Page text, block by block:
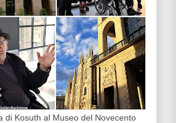
di Kosuth al Museo del Novecento